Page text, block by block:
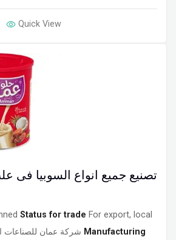
Quick View
تصنيع جميع انواع السوبيا فى علب
Status for trade For export, local
شركة عمان للصناعات Manufacturing